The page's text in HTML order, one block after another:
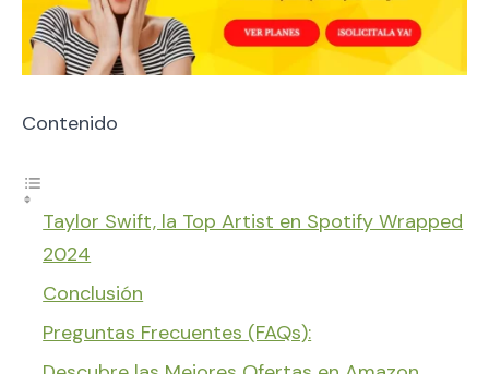
Contenido
Taylor Swift, la Top Artist en Spotify Wrapped
2024
Conclusión
Preguntas Frecuentes (FAQs):